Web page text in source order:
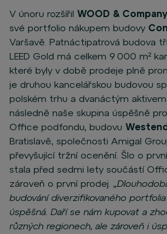
V únoru rozšířil WOOD &
své portfolio nákupem budovy
Varšavě. Patnáctipatrová budova
LEED Gold má celkem 9 000 m²
které byly v době prodeje plně
je druhou kancelářskou budovou
polském trhu a dvanáctým
následně naše skupina úspěšně
Office podfondu, budovu
Bratislavě, společnosti Amigal
převyšující tržní ocenění. Šlo o
stala před sedmi lety součástí
zároveň o první prodej.
budování diverzifikovaného
úspěšná. Daří se nám kupovat a
různých regionech, ale zároveň i